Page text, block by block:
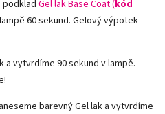
podklad Gel lak Base Coat (kód
60 sekund. Gelový výpotek
a vytvrdíme 90 sekund v lampě.
barevný Gel lak a vytvrdíme